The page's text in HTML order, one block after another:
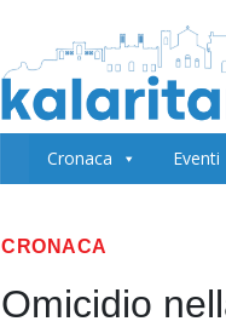
Cronaca Eventi
CRONACA
Omicidio